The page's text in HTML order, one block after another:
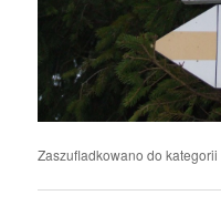
Zaszufladkowano do kategorii